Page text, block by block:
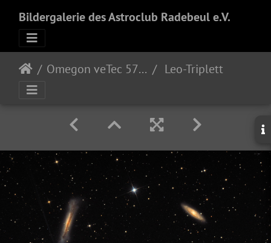
Bildergalerie des Astroclub Radebeul e.V.
Omegon veTec 571 color Leo-Triplett